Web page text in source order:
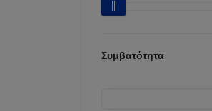
Συμβατότητα